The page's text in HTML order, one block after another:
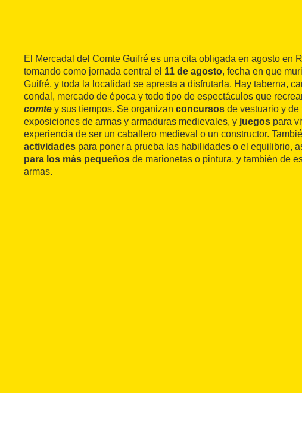
El Mercadal del Comte Guifré es una cita obligada en agosto en
tomando como jornada central el 11 de agosto, fecha en que
Guifré, y toda la localidad se apresta a disfrutarla. Hay taberna,
condal, mercado de época y todo tipo de espectáculos que
comte y sus tiempos. Se organizan concursos de vestuario y de
exposiciones de armas y armaduras medievales, y juegos para
experiencia de ser un caballero medieval o un constructor.
actividades para poner a prueba las habilidades o el equilibrio,
para los más pequeños de marionetas o pintura, y también de
armas.